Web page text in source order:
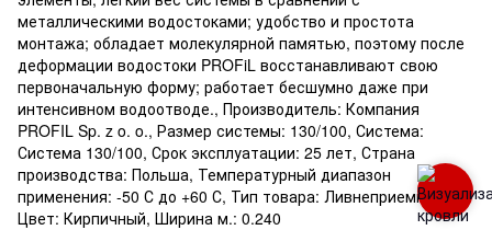
металлическими водостоками; удобство и простота
монтажа; обладает молекулярной памятью, поэтому после
деформации водостоки PROFiL восстанавливают свою
первоначальную форму; работает бесшумно даже при
интенсивном водоотводе., Производитель: Компания
PROFIL Sp. z o. o., Размер системы: 130/100, Система:
Система 130/100, Срок эксплуатации: 25 лет, Страна
производства: Польша, Температурный диапазон
применения: -50 С до +60 С, Тип товара: Ливнеприемник,
Цвет: Кирпичный, Ширина м.: 0.240